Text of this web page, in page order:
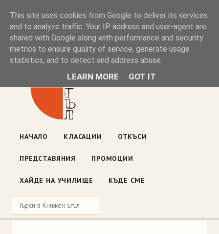
Книжен ъгъл
Блог на книжарницата — класации, откъси, нови книги
ул. „Оборище" 117, София· пон–пет 10:00–19:00 ·
НАЧАЛО КЛАСАЦИИ ОТКЪСИ
ПРЕДСТАВЯНИЯ ПРОМОЦИИ
ХАЙДЕ НА УЧИЛИЩЕ КЪДЕ СМЕ
This site uses cookies from Google to deliver its services
and to analyze traffic. Your IP address and user-agent are
shared with Google along with performance and security
metrics to ensure quality of service, generate usage
statistics, and to detect and address abuse.
LEARN MORE GOT IT